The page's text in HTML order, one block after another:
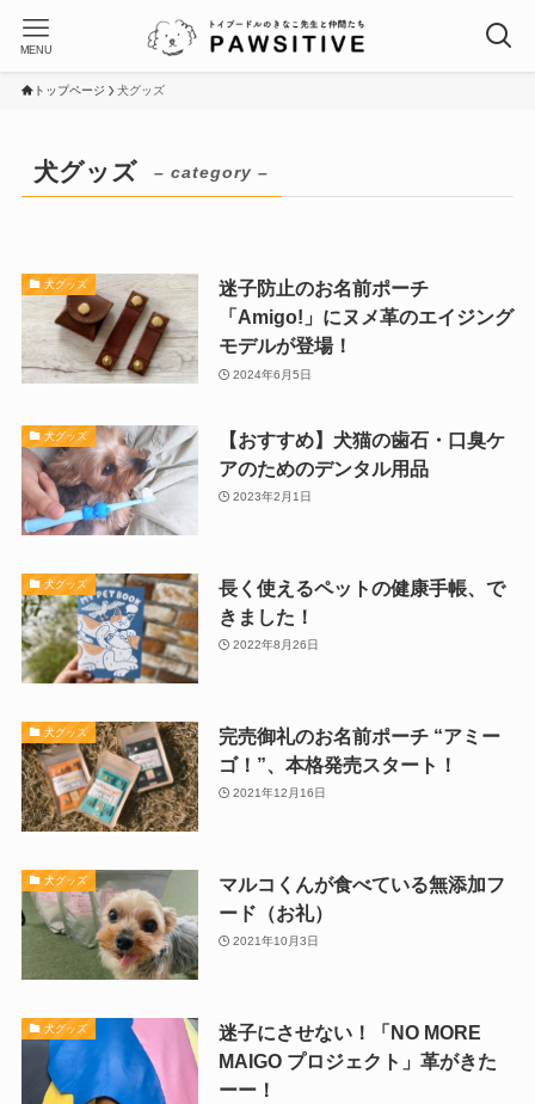
MENU
トップページ 犬グッズ
犬グッズ – category –
犬グッズ
迷子防止のお名前ポーチ
「Amigo!」にヌメ革のエイジング
モデルが登場！
2024年6月5日
犬グッズ
【おすすめ】犬猫の歯石・口臭ケ
アのためのデンタル用品
2023年2月1日
犬グッズ
長く使えるペットの健康手帳、で
きました！
2022年8月26日
犬グッズ
完売御礼のお名前ポーチ “アミー
ゴ！”、本格発売スタート！
2021年12月16日
犬グッズ
マルコくんが食べている無添加フ
ード（お礼）
2021年10月3日
犬グッズ
迷子にさせない！「NO MORE
MAIGO プロジェクト」革がきた
ーー！